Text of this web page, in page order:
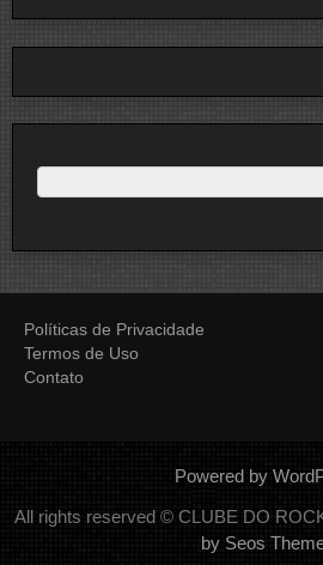
Políticas de Privacidade
Termos de Uso
Contato
Powered by
All rights reserved © CLUBE DO
by Seos